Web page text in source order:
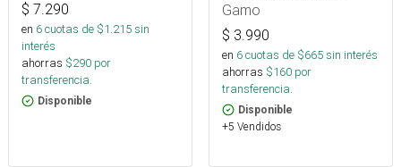
$ 7.290
en 6cuotas de $1.215sin
interés
ahorras $290 por
transferencia.
Disponible
Gamo
$ 3.990
en 6cuotas de $665sin interés
ahorras $160 por
transferencia.
Disponible
+5 Vendidos